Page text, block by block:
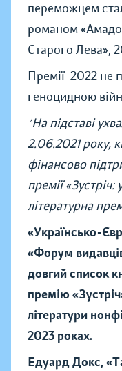
переможцем
романом
Старого Лева»,
Премії-2022 не
геноцидною
*На підставі
2.06.2021 року,
фінансово
премії
літературна
«Українсько-
«Форум
довгий список
премію
літератури
2023 роках.
Едуард Докс,